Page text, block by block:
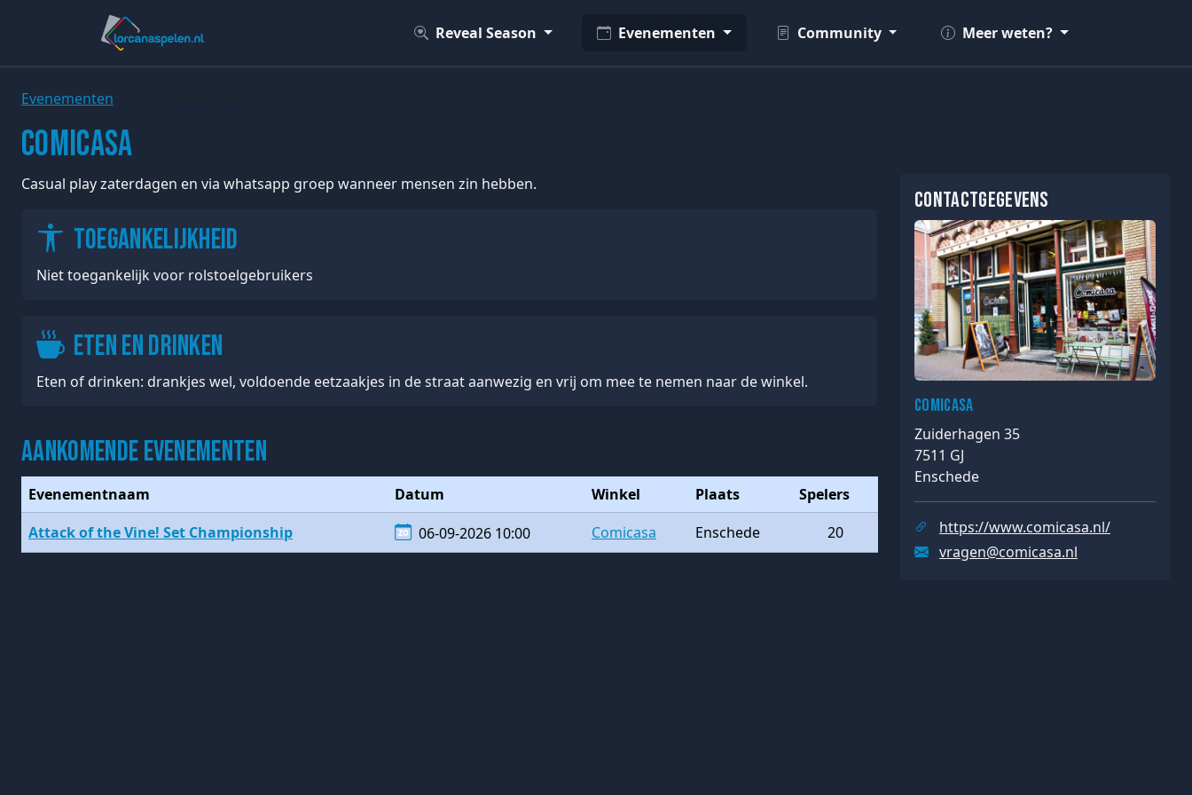
Reveal Season Evenementen Community Meer weten?
Evenementen
Comicasa
Casual play zaterdagen en via whatsapp groep wanneer mensen zin hebben.
Toegankelijkheid
Niet toegankelijk voor rolstoelgebruikers
Eten en drinken
Eten of drinken: drankjes wel, voldoende eetzaakjes in de straat aanwezig en vrij om mee te nemen naar de winkel.
Aankomende evenementen
Evenementnaam Datum Winkel Plaats
Spelers
Attack of the Vine! Set Championship
zo 06-09-2026 10:00 Comicasa Enschede 20
Contactgegevens
Comicasa
Zuiderhagen 35
7511 GJ
Enschede
https://www.comicasa.nl/
vragen@comicasa.nl